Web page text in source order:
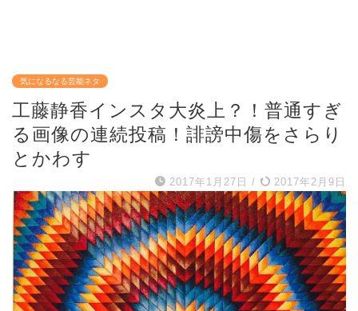
気になるなる芸能ネタ
工藤静香インスタ大炎上？！普通すぎ
る画像の連続投稿！誹謗中傷をさらり
とかわす
2017年1月27日 / 2017年2月9日